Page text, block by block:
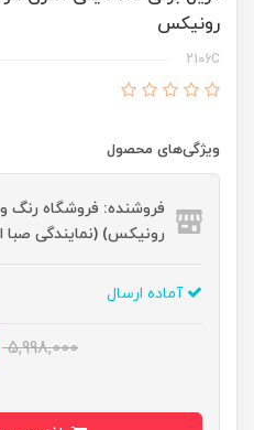
رونیکس
2106C
ویژگی‌های محصول
فروشنده: فروشگاه رنگ و
رونیکس) (نمایندگی صبا
آماده ارسال
5,998,000